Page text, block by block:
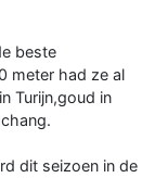
beste
meter had ze al
Turijn,goud in
dit seizoen in de